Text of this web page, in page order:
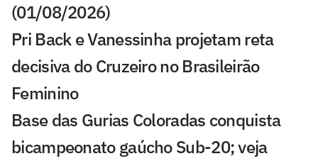
(01/08/2026)
Pri Back e Vanessinha projetam reta
decisiva do Cruzeiro no Brasileirão
Feminino
Base das Gurias Coloradas conquista
bicampeonato gaúcho Sub-20; veja